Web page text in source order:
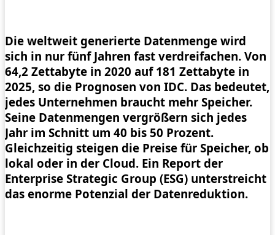
Die weltweit generierte Datenmenge wird
sich in nur fünf Jahren fast verdreifachen. Von
64,2 Zettabyte in 2020 auf 181 Zettabyte in
2025, so die Prognosen von IDC. Das bedeutet,
jedes Unternehmen braucht mehr Speicher.
Seine Datenmengen vergrößern sich jedes
Jahr im Schnitt um 40 bis 50 Prozent.
Gleichzeitig steigen die Preise für Speicher, ob
lokal oder in der Cloud. Ein Report der
Enterprise Strategic Group (ESG) unterstreicht
das enorme Potenzial der Datenreduktion.